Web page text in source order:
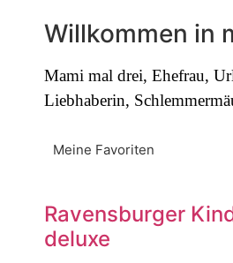
Willkommen in
Mami mal drei, Ehefrau,
Liebhaberin,
Meine Favoriten
Ravensburger
deluxe